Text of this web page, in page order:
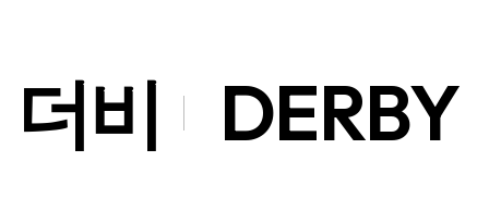
더비 DERBY